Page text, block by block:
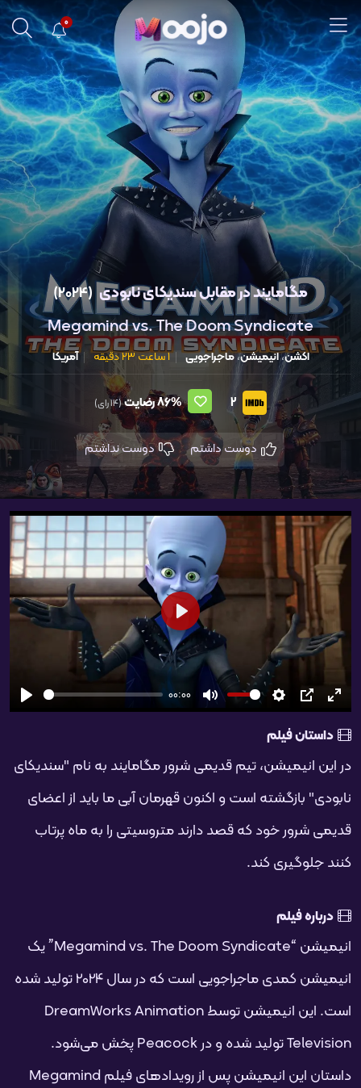
0
مگامایند در مقابل سندیکای نابودی (2024)
Megamind vs. The Doom Syndicate
اکشن،انیمیشن،ماجراجویی 1 ساعت 23 دقیقه آمریکا
2
86%رضایت(14 رای)
دوست نداشتم
شروع
00:00
بی‌صدا تنظیمات
PIP تمام
شروع
داستان فیلم
در این انیمیشن، تیم قدیمی شرور مگامایند به نام "سندیکای
نابودی" بازگشته است و اکنون قهرمان آبی ما باید از اعضای
قدیمی شرور خود که قصد دارند متروسیتی را به ماه پرتاب
کنند جلوگیری کند.
درباره فیلم
انیمیشن “Megamind vs. The Doom Syndicate” یک
انیمیشن کمدی ماجراجویی است که در سال 2024 تولید شده
است. این انیمیشن توسط DreamWorks Animation
Television تولید شده و در Peacock پخش می‌شود.
داستان این انیمیشن پس از رویدادهای فیلم Megamind